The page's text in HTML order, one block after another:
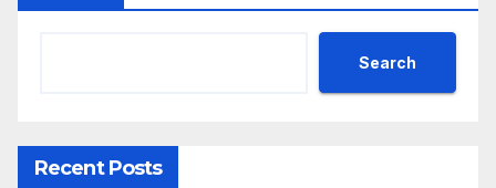
Search
Recent Posts